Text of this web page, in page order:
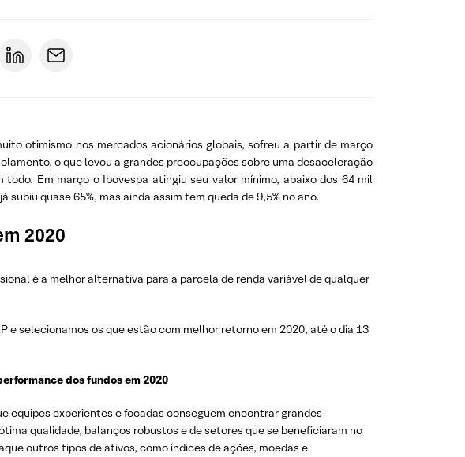
otimismo nos mercados acionários globais, sofreu a partir de março
o que levou a grandes preocupações sobre uma desaceleração
Em março o Ibovespa atingiu seu valor mínimo, abaixo dos 64 mil
quase 65%, mas ainda assim tem queda de 9,5% no ano.
2020
é a melhor alternativa para a parcela de renda variável de qualquer
e selecionamos os que estão com melhor retorno em 2020, até o dia 13
dos fundos em 2020
equipes experientes e focadas conseguem encontrar grandes
qualidade, balanços robustos e de setores que se beneficiaram no
outros tipos de ativos, como índices de ações, moedas e